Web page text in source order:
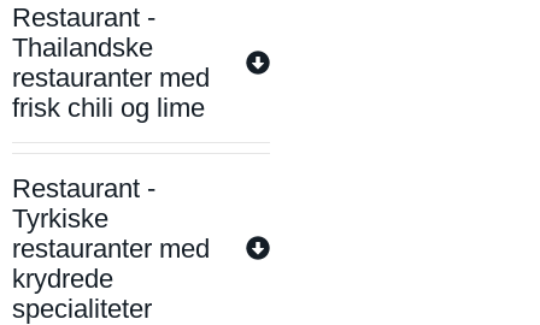
Restaurant -
Thailandske
restauranter med
frisk chili og lime
Restaurant -
Tyrkiske
restauranter med
krydrede
specialiteter